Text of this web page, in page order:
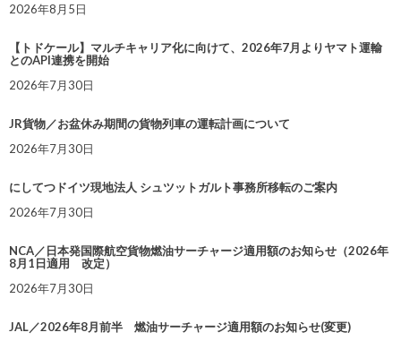
2026年8月5日
【トドケール】マルチキャリア化に向けて、2026年7月よりヤマト運輸
とのAPI連携を開始
2026年7月30日
JR貨物／お盆休み期間の貨物列車の運転計画について
2026年7月30日
にしてつドイツ現地法人 シュツットガルト事務所移転のご案内
2026年7月30日
NCA／日本発国際航空貨物燃油サーチャージ適用額のお知らせ（2026年
8月1日適用 改定）
2026年7月30日
JAL／2026年8月前半 燃油サーチャージ適用額のお知らせ(変更)